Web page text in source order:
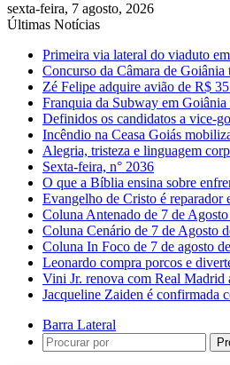
sexta-feira, 7 agosto, 2026
Últimas Notícias
Primeira via lateral do viaduto
Concurso da Câmara de Goiânia
Zé Felipe adquire avião de R$
Franquia da Subway em
Definidos os candidatos a vice-
Incêndio na Ceasa Goiás
Alegria, tristeza e linguagem
Sexta-feira, n° 2036
O que a Bíblia ensina sobre
Evangelho de Cristo é reparador
Coluna Antenado de 7 de
Coluna Cenário de 7 de Agosto
Coluna In Foco de 7 de agosto
Leonardo compra porcos e
Vini Jr. renova com Real Madrid
Jacqueline Zaiden é confirmada
Barra Lateral